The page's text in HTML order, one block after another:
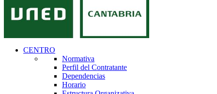
CENTRO
Normativa
Perfil del Contratante
Dependencias
Horario